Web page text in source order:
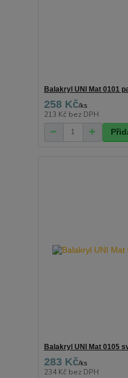
Balakryl UNI Mat 0101
258 Kč/ks
213 Kč bez DPH
Balakryl UNI Mat 0105
283 Kč/ks
234 Kč bez DPH